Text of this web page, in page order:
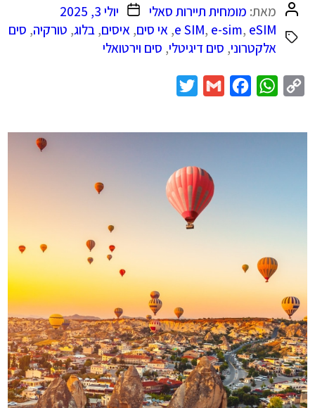
המחבר
הפוסט
מאת: מומחית תיירות סאלי תאריך
פוסט
יולי 3, 2025
e SIM, e-sim, eSIM
, אי סים, איסים,בלוג, טורקיה, סים
אלקטרוני, סים דיגיטלי, סים וירטואלי
Copy
WhatsApp
Facebook
Gmail